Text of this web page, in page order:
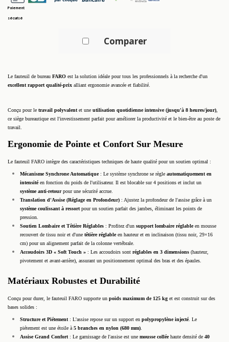
Paiement
sécurisé
Comparer
Le fauteuil de bureau FARO est la solution idéale pour tous les professionnels à la recherche d'un
excellent rapport qualité-prix alliant ergonomie avancée et fiabilité.
Conçu pour le travail polyvalent et une utilisation quotidienne intensive (jusqu'à 8 heures/jour)
ce siège bureautique est l'investissement parfait pour améliorer la productivité et le bien-être au poste de
travail.
Ergonomie de Pointe et Confort Sur Mesure
Le fauteuil FARO intègre des caractéristiques techniques de haute qualité pour un soutien optimal :
Mécanisme Synchrone Automatique: Le système synchrone se règle automatiquement en
intensitéen fonction du poids de l'utilisateur. Il est blocable sur 4 positions et inclut un
système anti-retourpour une sécurité accrue.
Translation d'Assise (Réglage en Profondeur) : Ajustez la profondeur de l'assise grâce à un
système coulissant à ressort pour un soutien parfait des jambes, éliminant les points de
pression.
Soutien Lombaire et Têtière Réglables : Profitez d'un support lombaire réglableen mousse
recouvert de tissu noir et d'une têtière réglableen hauteur et en inclinaison (tissu noir, 29×16
cm) pour un alignement parfait de la colonne vertébrale.
Accoudoirs 3D « Soft Touch » : Les accoudoirs sont réglables en 3 dimensions (hauteur,
pivotement et avant-arrière), assurant un positionnement optimal des bras et des épaules.
Matériaux Robustes et Durabilité
Conçu pour durer, le fauteuil FARO supporte un poids maximum de 125 kg et est construit sur des
bases solides :
Structure et Piétement: L'assise repose sur un support en polypropylène injecté. Le
piétement est une étoile à5 branches en nylon (680 mm).
Assise Grand Confort: Le garnissage de l'assise est une mousse colléehaute densité de 40